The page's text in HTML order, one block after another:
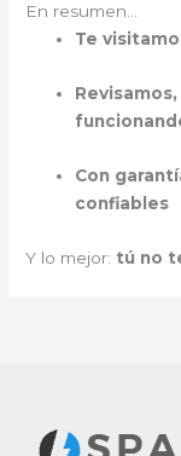
En resumen…
Te
Con
confiables
Y lo mejor: tú no